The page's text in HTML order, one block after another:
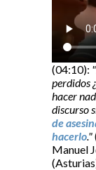
(04:10):
perdidos
hacer
discurso
de
hacerlo."
Manuel